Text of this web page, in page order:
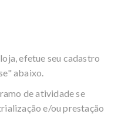
efetue seu cadastro
abaixo.
de atividade se
e/ou prestação